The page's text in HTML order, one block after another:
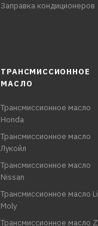
Заправка кондиционеров
ТРАНСМИССИОННОЕ
МАСЛО
Трансмиссионное масло
Honda
Трансмиссионное масло
Лукойл
Трансмиссионное масло
Nissan
Трансмиссионное масло
Moly
Трансмиссионное масло